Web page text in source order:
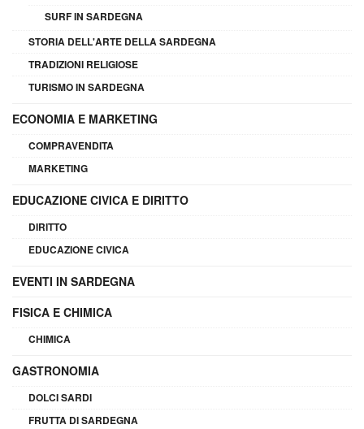
SURF IN SARDEGNA
STORIA DELL'ARTE DELLA SARDEGNA
TRADIZIONI RELIGIOSE
TURISMO IN SARDEGNA
ECONOMIA E MARKETING
COMPRAVENDITA
MARKETING
EDUCAZIONE CIVICA E DIRITTO
DIRITTO
EDUCAZIONE CIVICA
EVENTI IN SARDEGNA
FISICA E CHIMICA
CHIMICA
GASTRONOMIA
DOLCI SARDI
FRUTTA DI SARDEGNA